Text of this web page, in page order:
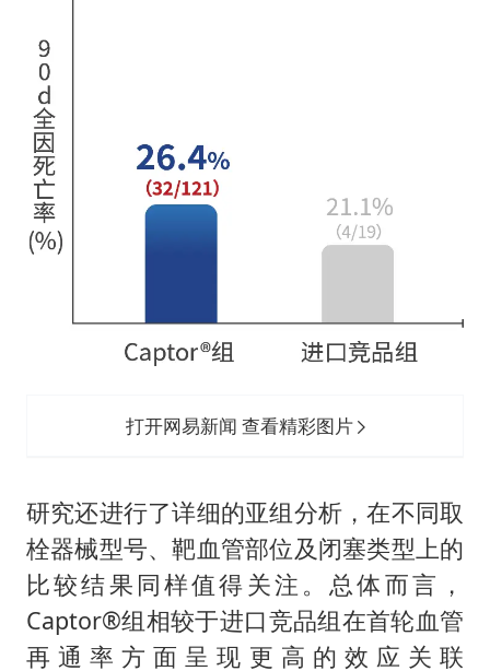
打开网易新闻 查看精彩图片
研究还进行了详细的亚组分析，在不同取
栓器械型号、靶血管部位及闭塞类型上的
比较结果同样值得关注。总体而言，
Captor®组相较于进口竞品组在首轮血管
再通率方面呈现更高的效应关联